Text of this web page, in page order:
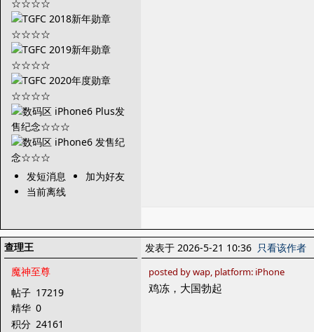
发短消息
加为好友
当前离线
查理王
魔神至尊
帖子 17219
精华 0
积分 24161
发表于 2026-5-21 10:36 只看该作者
posted by wap, platform: iPhone
鸡冻，大国勃起